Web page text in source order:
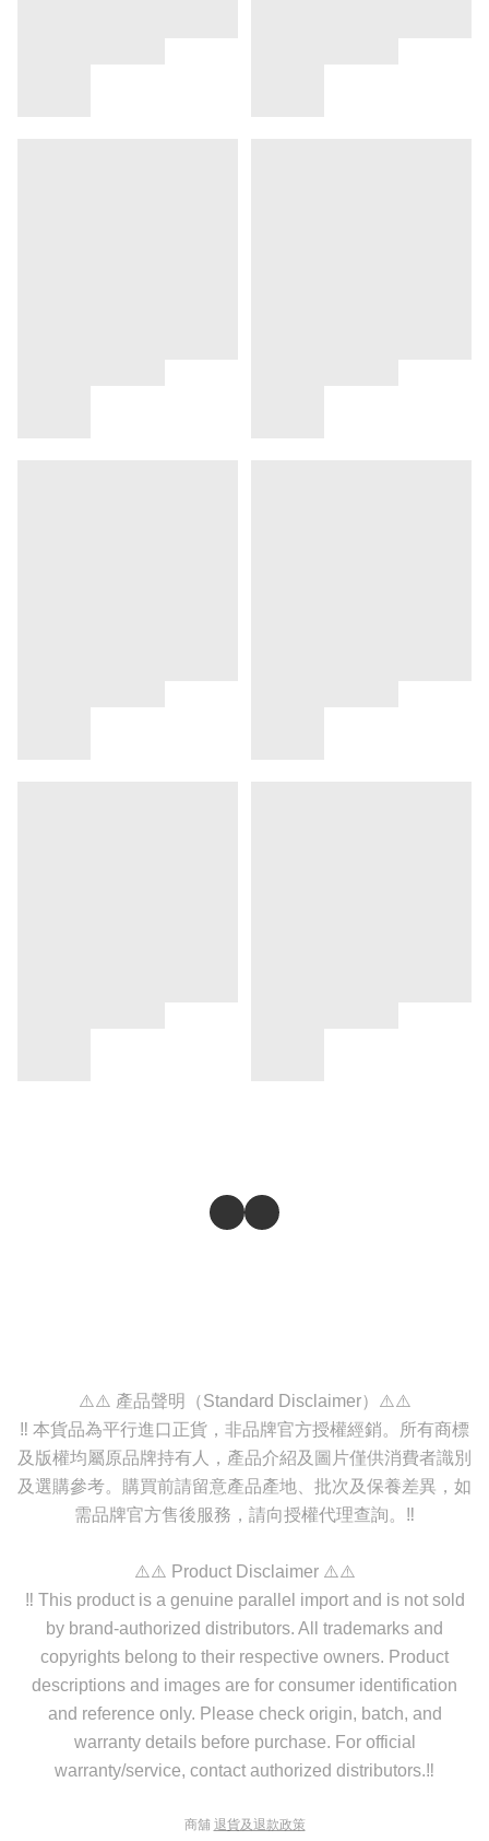
⚠️⚠️ 產品聲明（Standard Disclaimer）⚠️⚠️
‼️ 本貨品為平行進口正貨，非品牌官方授權經銷。所有商標
及版權均屬原品牌持有人，產品介紹及圖片僅供消費者識別
及選購參考。購買前請留意產品產地、批次及保養差異，如
需品牌官方售後服務，請向授權代理查詢。‼️
⚠️⚠️ Product Disclaimer ⚠️⚠️
‼️ This product is a genuine parallel import and is not sold
by brand-authorized distributors. All trademarks and
copyrights belong to their respective owners. Product
descriptions and images are for consumer identification
and reference only. Please check origin, batch, and
warranty details before purchase. For official
warranty/service, contact authorized distributors.‼️
商舖 退貨及退款政策